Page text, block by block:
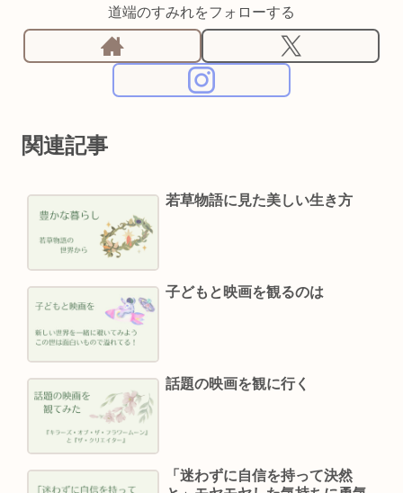
道端のすみれをフォローする
関連記事
若草物語に見た美しい生き方
子どもと映画を観るのは
話題の映画を観に行く
「迷わずに自信を持って決然